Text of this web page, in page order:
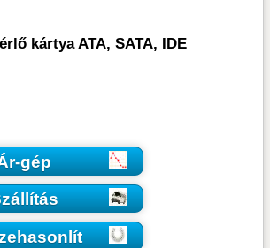
kártya ATA, SATA, IDE
gép